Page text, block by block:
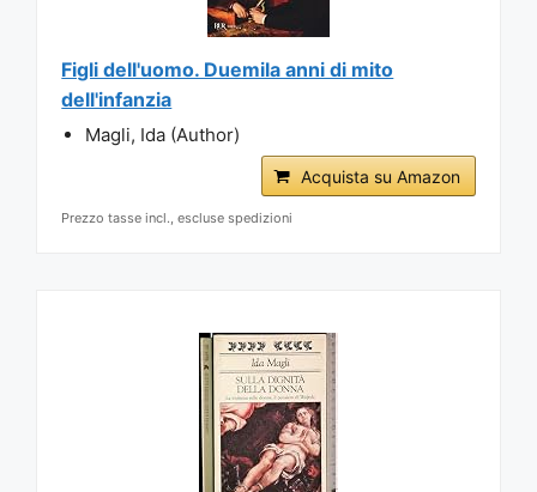
Figli dell'uomo. Duemila anni di mito
dell'infanzia
Magli, Ida (Author)
Acquista su Amazon
Prezzo tasse incl., escluse spedizioni